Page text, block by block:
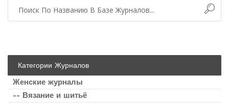
Категории Журналов
Женские журналы
-- Вязание и шитьё